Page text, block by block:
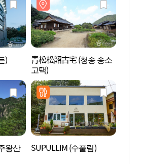
)
青松松韶古宅 (청송 송소
고택)
왕산
SUPULLIM (수풀림)